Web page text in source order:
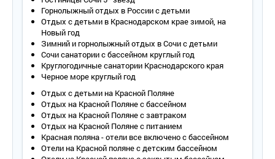
Количество номеров – 1.
Количество основных мест – 2.
Дополнительное место – 1 (кровать или раскладушка).
Площадь – 583 кв. м.
Балкон – 2 террасы (стол, шезлонги, зонтики от солнца,
кофейный столик, диван)
Мебель – двуспальная кровать, набор мягкой мебели, 2
раздельные кровати, гардероб, тумбочки, рабочий стол,
обеденный стол, журнальный стол, кресло, зеркало.
Оборудование –LCD-телевизор со спутниковыми каналами,
мини-бар, кондиционер, индивидуальное отопление, камин,
телефон, сейф, утюг и гладильная доска.
Покрытие пола – паркет.
2 санузела – ванна-джакузи, сауна, фен, подогреваемый пол,
Горнолыжный отдых в России с детьми
Отдых с детьми в Краснодарском крае зимой, на
Новый год
Зимний и горнолыжный отдых в Сочи с детьми
Сочи санатории с бассейном круглый год
Круглогодичные санатории Краснодарского края
Черное море круглый год
Отдых с детьми на Красной Поляне
Отдых на Красной Поляне с бассейном
Отдых на Красной Поляне с завтраком
Отдых на Красной Поляне с питанием
Красная поляна - отели все включено с бассейном
Отели на Красной поляне с детским бассейном